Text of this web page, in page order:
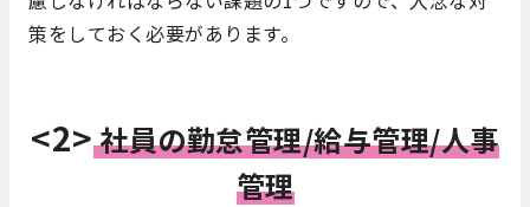
策をしておく必要があります。
<2> 社員の勤怠管理/給与管理/人事
管理